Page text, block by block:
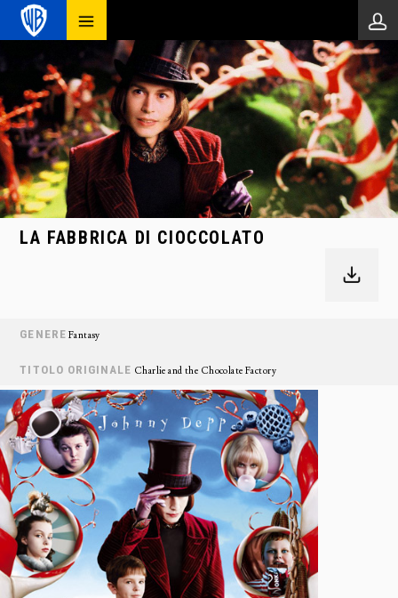
LA FABBRICA DI CIOCCOLATO
GENERE Fantasy
TITOLO ORIGINALE Charlie and the Chocolate Factory